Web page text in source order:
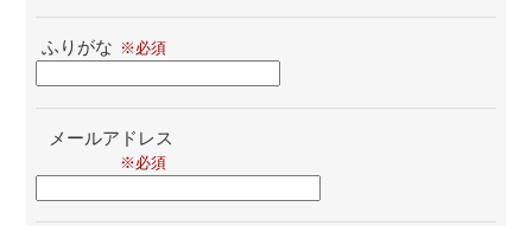
ふりがな
メールアドレス